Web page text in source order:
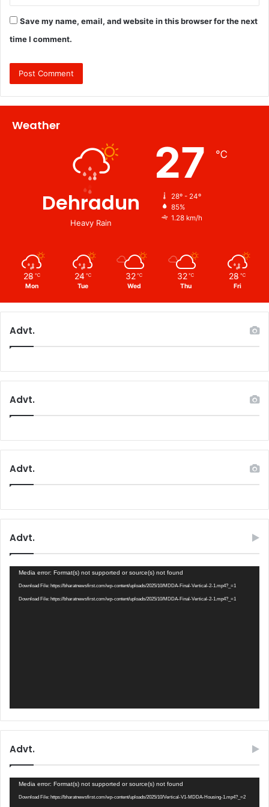
Save my name, email, and website in this browser for the next
time I comment.
Weather
Dehradun
Heavy Rain
27 ℃
28º - 24º
85%
1.28 km/h
28 ℃
Mon
24 ℃
Tue
32 ℃
Wed
32 ℃
Thu
28 ℃
Fri
Advt.
Advt.
Advt.
Advt.
Video
Player
Media error: Format(s) not supported or source(s) not found
Download File: https://bharatnewsfirst.com/wp-content/uploads/2025/10/MDDA-Final-Vertical-2-1.mp4?_=1
Download File: https://bharatnewsfirst.com/wp-content/uploads/2025/10/MDDA-Final-Vertical-2-1.mp4?_=1
Advt.
Video
Player
Media error: Format(s) not supported or source(s) not found
Download File: https://bharatnewsfirst.com/wp-content/uploads/2025/10/Vertical-V1-MDDA-Housing-1.mp4?_=2